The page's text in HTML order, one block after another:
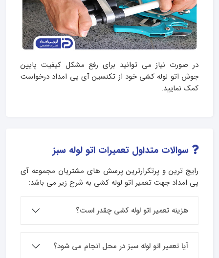
در صورت نیاز می توانید برای رفع مشکل کیفیت پایین
جوش اتو لوله کشی خود از تکنسین آی پی امداد درخواست
کمک نمایید.
سوالات متداول تعمیرات اتو لوله سبز
رایج ترین و پرتکرارترین پرسش های مشتریان مجموعه آی
پی امداد جهت تعمیر اتو لوله کشی به شرح زیر می باشد:
هزینه تعمیر اتو لوله کشی چقدر است؟
آیا تعمیر اتو لوله سبز در محل انجام می شود؟